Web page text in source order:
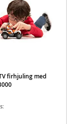
firhjuling med